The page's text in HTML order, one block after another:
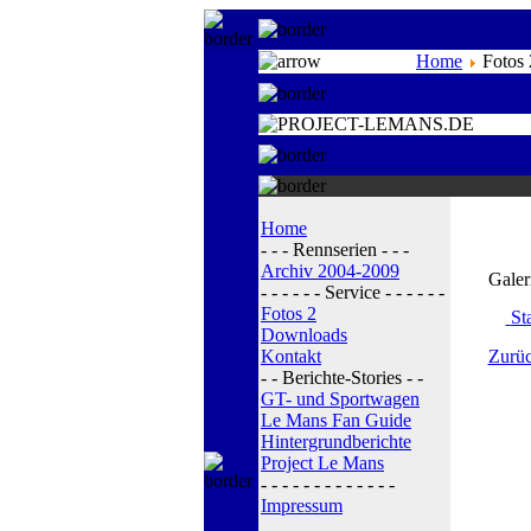
Home Fotos
Home
- - - Rennserien - - -
Archiv 2004-2009
- - - - - - Service - - - - - -
Fotos 2
Downloads
Kontakt
- - Berichte-Stories - -
GT- und Sportwagen
Le Mans Fan Guide
Hintergrundberichte
Project Le Mans
- - - - - - - - - - - - -
Impressum